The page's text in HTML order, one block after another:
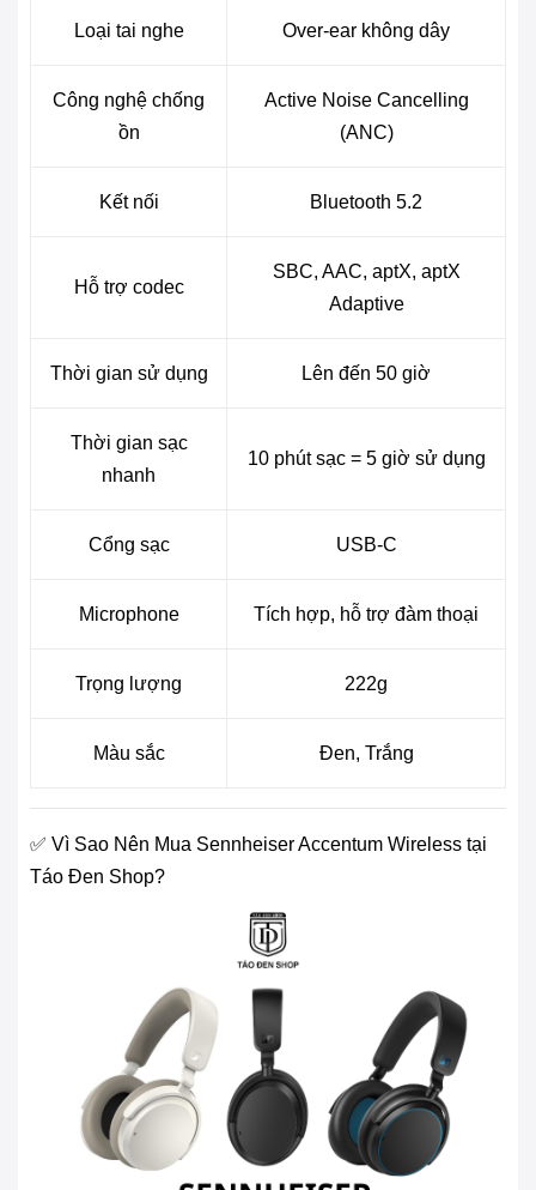
Loại tai nghe Over-ear không dây
Công nghệ chống
ồn
Active Noise Cancelling
(ANC)
Kết nối Bluetooth 5.2
Hỗ trợ codec
SBC, AAC, aptX, aptX
Adaptive
Thời gian sử dụng Lên đến 50 giờ
Thời gian sạc
nhanh
10 phút sạc = 5 giờ sử dụng
Cổng sạc USB-C
Microphone Tích hợp, hỗ trợ đàm thoại
Trọng lượng 222g
Màu sắc Đen, Trắng
✅ Vì Sao Nên Mua Sennheiser Accentum Wireless tại
Táo Đen Shop?